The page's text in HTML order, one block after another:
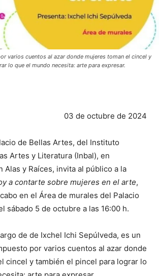
varios cuentos al azar donde mujeres toman el cincel y
lo que el mundo necesita: arte para expresar.
03 de octubre de 2024
de Bellas Artes, del Instituto
Artes y Literatura (Inbal), en
Alas y Raíces, invita al público a la
a contarte sobre mujeres en el arte,
en el Área de murales del Palacio
sábado 5 de octubre a las 16:00 h.
de de Ixchel Ichi Sepúlveda, es un
por varios cuentos al azar donde
cincel y también el pincel para lograr lo